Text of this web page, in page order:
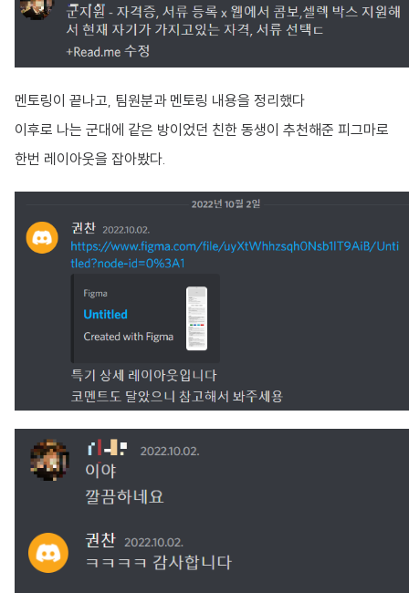
멘토링이 끝나고, 팀원분과 멘토링 내용을 정리했다
이후로 나는 군대에 같은 방이었던 친한 동생이 추천해준 피그마로
한번 레이아웃을 잡아봤다.